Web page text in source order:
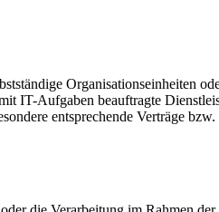
Organisationseinheiten
IT-Aufgaben beauftragte
entsprechende Verträge